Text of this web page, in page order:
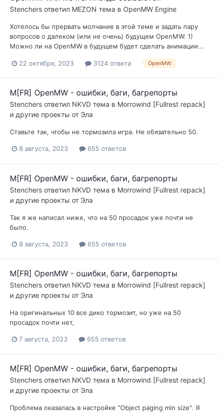
Stenchers ответил MEZON тема в OpenMW Engine
Хотелось бы прервать молчание в этой теме и задать пару
вопросов о далеком (или не очень) будущем OpenMW: 1)
Можно ли на OpenMW в будущем будет сделать анимации...
22 октября, 2023 3124 ответа OpenMW
M[FR] OpenMW - ошибки, баги, багрепорты
Stenchers ответил NKVD тема в Morrowind [Fullrest repack]
и другие проекты от Эла
Ставьте так, чтобы не тормозила игра. Не обязательно 50.
8 августа, 2023 655 ответов
M[FR] OpenMW - ошибки, баги, багрепорты
Stenchers ответил NKVD тема в Morrowind [Fullrest repack]
и другие проекты от Эла
Так я же написал ниже, что на 50 просадок уже почти не
было.
8 августа, 2023 655 ответов
M[FR] OpenMW - ошибки, баги, багрепорты
Stenchers ответил NKVD тема в Morrowind [Fullrest repack]
и другие проекты от Эла
На оригинальных 10 все дико тормозит, но уже на 50
просадок почти нет,
7 августа, 2023 655 ответов
M[FR] OpenMW - ошибки, баги, багрепорты
Stenchers ответил NKVD тема в Morrowind [Fullrest repack]
и другие проекты от Эла
Проблема оказалась в настройке "Object paging min size". Я